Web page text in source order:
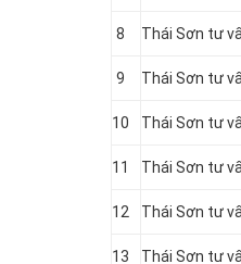
8 Thái Sơn tư
9 Thái Sơn tư
10 Thái Sơn tư
11 Thái Sơn tư
12 Thái Sơn tư
13 Thái Sơn tư